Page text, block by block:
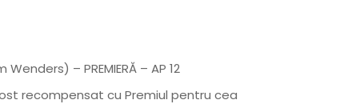
– PREMIERĂ – AP 12
recompensat cu Premiul pentru cea